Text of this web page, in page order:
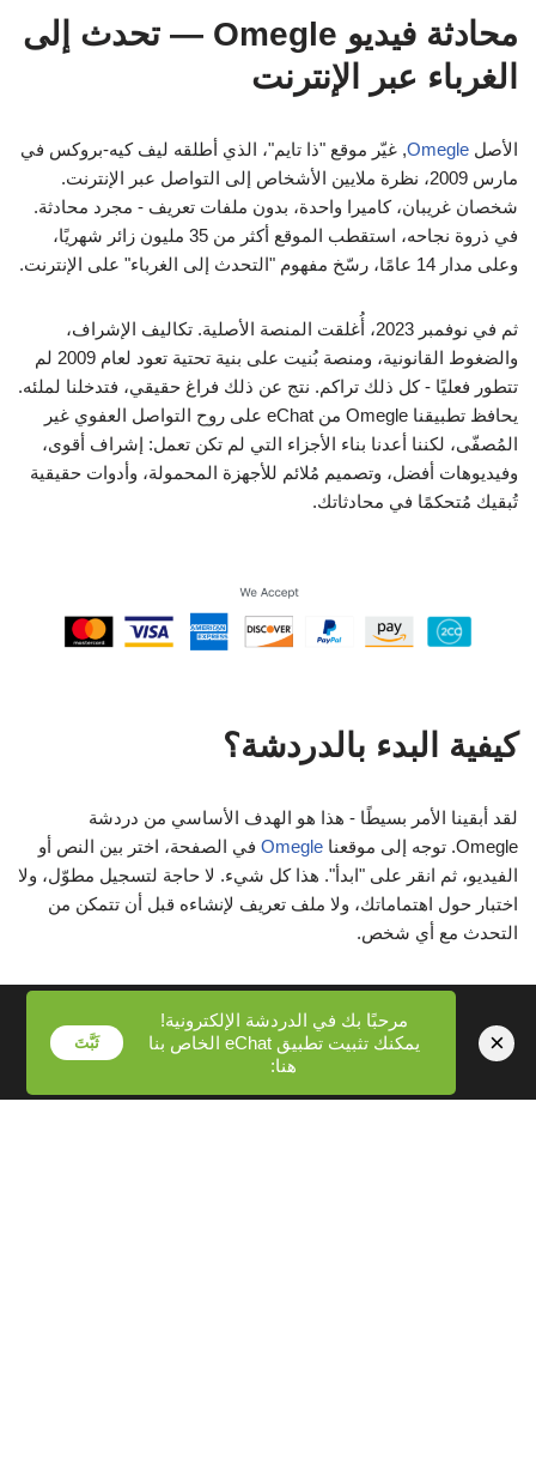
محادثة فيديو Omegle — تحدث إلى
الغرباء عبر الإنترنت
الأصل Omegle, غيّر موقع "ذا تايم"، الذي أطلقه ليف كيه-بروكس في
مارس 2009، نظرة ملايين الأشخاص إلى التواصل عبر الإنترنت.
شخصان غريبان، كاميرا واحدة، بدون ملفات تعريف - مجرد محادثة.
في ذروة نجاحه، استقطب الموقع أكثر من 35 مليون زائر شهريًا،
وعلى مدار 14 عامًا، رسّخ مفهوم "التحدث إلى الغرباء" على الإنترنت.
ثم في نوفمبر 2023، أُغلقت المنصة الأصلية. تكاليف الإشراف،
والضغوط القانونية، ومنصة بُنيت على بنية تحتية تعود لعام 2009 لم
تتطور فعليًا - كل ذلك تراكم. نتج عن ذلك فراغ حقيقي، فتدخلنا لملئه.
يحافظ تطبيقنا Omegle من eChat على روح التواصل العفوي غير
المُصفّى، لكننا أعدنا بناء الأجزاء التي لم تكن تعمل: إشراف أقوى،
وفيديوهات أفضل، وتصميم مُلائم للأجهزة المحمولة، وأدوات حقيقية
تُبقيك مُتحكمًا في محادثاتك.
كيفية البدء بالدردشة؟
لقد أبقينا الأمر بسيطًا - هذا هو الهدف الأساسي من دردشة
Omegle. توجه إلى موقعنا
Omegle في الصفحة، اختر بين النص أو
الفيديو، ثم انقر على "ابدأ". هذا كل شيء. لا حاجة لتسجيل مطوّل، ولا
اختبار حول اهتماماتك، ولا ملف تعريف لإنشاءه قبل أن تتمكن من
التحدث مع أي شخص.
قبل أن تبدأ، إليك بعض الأمور التي يجدر بك معرفتها:
عدم الكشف عن الهوية
لستَ مُطالباً بمشاركة معلوماتك الشخصية
- اسمك، موقعك، أو أي شيء آخر يبقى ملكاً لك ما لم تختر
مرحبًا بك في الدردشة الإلكترونية!
يمكنك تثبيت تطبيق eChat الخاص بنا
هنا:
ثَبَّتَ ×